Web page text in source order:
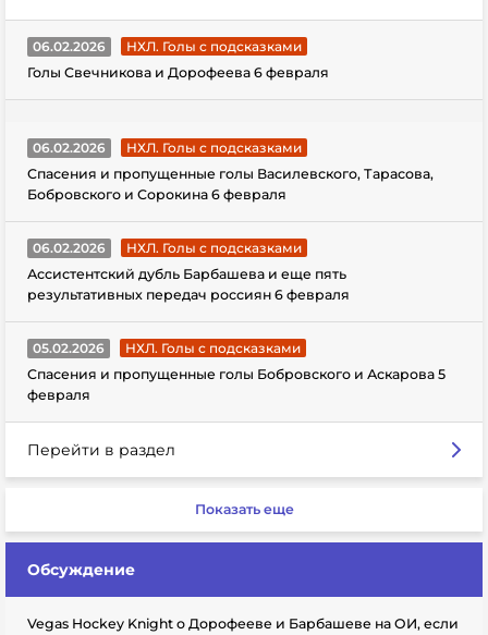
06.02.2026
НХЛ. Голы с подсказками
Голы Свечникова и Дорофеева 6 февраля
06.02.2026
НХЛ. Голы с подсказками
Спасения и пропущенные голы Василевского, Тарасова,
Бобровского и Сорокина 6 февраля
06.02.2026
НХЛ. Голы с подсказками
Ассистентский дубль Барбашева и еще пять
результативных передач россиян 6 февраля
05.02.2026
НХЛ. Голы с подсказками
Спасения и пропущенные голы Бобровского и Аскарова 5
февраля
Перейти в раздел
Показать еще
Обсуждение
Vegas Hockey Knight о Дорофееве и Барбашеве на ОИ, если